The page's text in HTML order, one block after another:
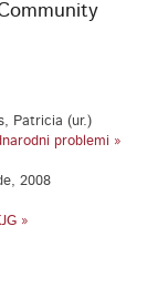
Patricia (ur.)
problemi »
2008
»